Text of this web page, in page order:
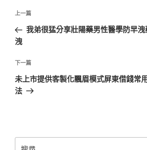
文
導
覽
上
一
篇
章
上一篇
我弟很猛分享壯陽藥男性醫學防早
洩
下
一
篇
下一篇
未上市提供客製化飄眉模式屏東借錢常
法